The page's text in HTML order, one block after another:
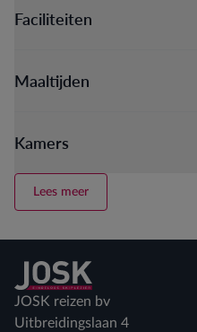
Faciliteiten
Maaltijden
Kamers
Lees meer
Terug naar home
JOSK reizen bv
Uitbreidingslaan 4